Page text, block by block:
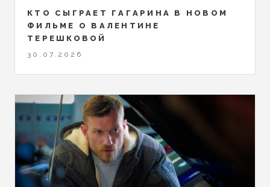
КТО СЫГРАЕТ ГАГАРИНА В НОВОМ
ФИЛЬМЕ О ВАЛЕНТИНЕ
ТЕРЕШКОВОЙ
30.07.2026